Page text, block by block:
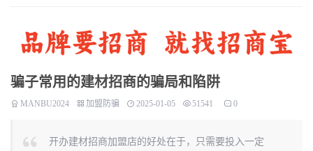
骗子常用的建材招商的骗局和陷阱
MANBU2024 加盟防骗 2025-01-05 51541 0
开办建材招商加盟店的好处在于，只需要投入一定